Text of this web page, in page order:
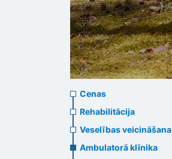
Prices
menu
Cenas
Rehabilitācija
Veselības veicināšana
Ambulatorā klīnika